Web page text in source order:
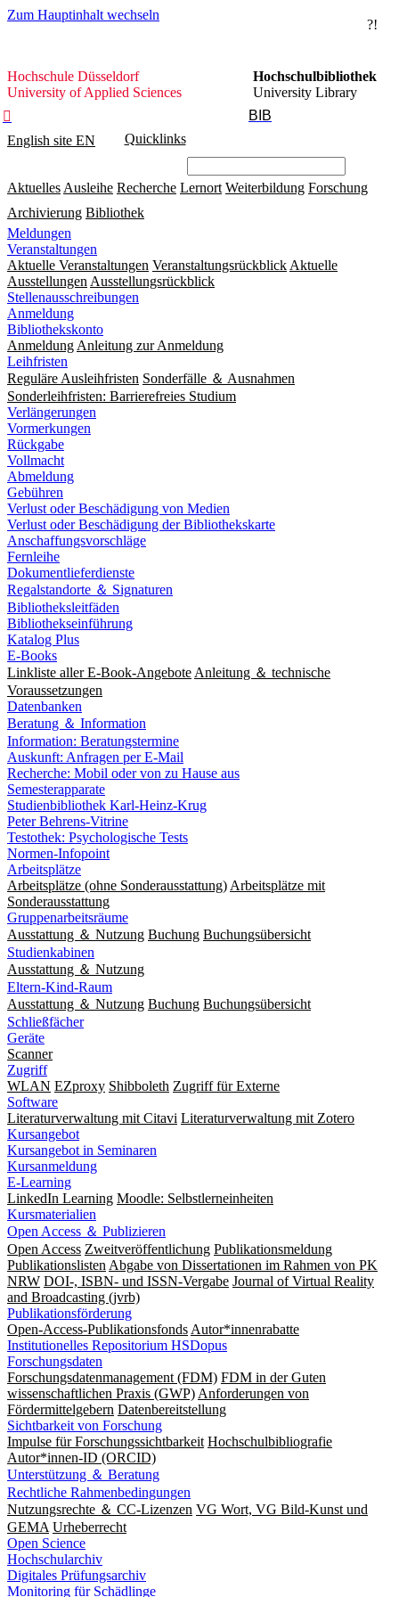
Zum Hauptinhalt wechseln
?!
Hochschule
Düsseldorf
Hochschule Düsseldorf
University of Applied Sciences
Hochschulbibliothek
University Library

BIB
English site EN Quicklinks
Aktuelles Ausleihe Recherche Lernort Weiterbildung Forschung
Archivierung Bibliothek
Meldungen
Veranstaltungen
Aktuelle Veranstaltungen Veranstaltungsrückblick Aktuelle
Ausstellungen Ausstellungsrückblick
Stellenausschreibungen
Anmeldung
Bibliothekskonto
Anmeldung Anleitung zur Anmeldung
Leihfristen
Reguläre Ausleihfristen Sonderfälle ＆ Ausnahmen
Sonderleihfristen: Barrierefreies Studium
Verlängerungen
Vormerkungen
Rückgabe
Vollmacht
Abmeldung
Gebühren
Verlust oder Beschädigung von Medien
Verlust oder Beschädigung der Bibliothekskarte
Anschaffungsvorschläge
Fernleihe
Dokumentlieferdienste
Regalstandorte ＆ Signaturen
Bibliotheksleitfäden
Bibliothekseinführung
Katalog Plus
E-Books
Linkliste aller E-Book-Angebote Anleitung ＆ technische
Voraussetzungen
Datenbanken
Beratung ＆ Information
Information: Beratungstermine
Auskunft: Anfragen per E-Mail
Recherche: Mobil oder von zu Hause aus
Semesterapparate
Studienbibliothek Karl-Heinz-Krug
Peter Behrens-Vitrine
Testothek: Psychologische Tests
Normen-Infopoint
Arbeitsplätze
Arbeitsplätze (ohne Sonderausstattung) Arbeitsplätze mit
Sonderausstattung
Gruppenarbeitsräume
Ausstattung ＆ Nutzung Buchung Buchungsübersicht
Studienkabinen
Ausstattung ＆ Nutzung
Eltern-Kind-Raum
Ausstattung ＆ Nutzung Buchung Buchungsübersicht
Schließfächer
Geräte
Scanner
Zugriff
WLAN EZproxy Shibboleth Zugriff für Externe
Software
Literaturverwaltung mit Citavi Literaturverwaltung mit Zotero
Kursangebot
Kursangebot in Seminaren
Kursanmeldung
E-Learning
LinkedIn Learning Moodle: Selbstlerneinheiten
Kursmaterialien
Open Access ＆ Publizieren
Open Access Zweitveröffentlichung Publikationsmeldung
Publikationslisten Abgabe von Dissertationen im Rahmen von PK
NRW DOI-, ISBN- und ISSN-Vergabe Journal of Virtual Reality
and Broadcasting (jvrb)
Publikationsförderung
Open-Access-Publikationsfonds Autor*innenrabatte
Institutionelles Repositorium HSDopus
Forschungsdaten
Forschungsdatenmanagement (FDM) FDM in der Guten
wissenschaftlichen Praxis (GWP) Anforderungen von
Fördermittelgebern Datenbereitstellung
Sichtbarkeit von Forschung
Impulse für Forschungssichtbarkeit Hochschulbibliografie
Autor*innen-ID (ORCID)
Unterstützung ＆ Beratung
Rechtliche Rahmenbedingungen
Nutzungsrechte ＆ CC-Lizenzen VG Wort, VG Bild-Kunst und
GEMA Urheberrecht
Open Science
Hochschularchiv
Digitales Prüfungsarchiv
Monitoring für Schädlinge